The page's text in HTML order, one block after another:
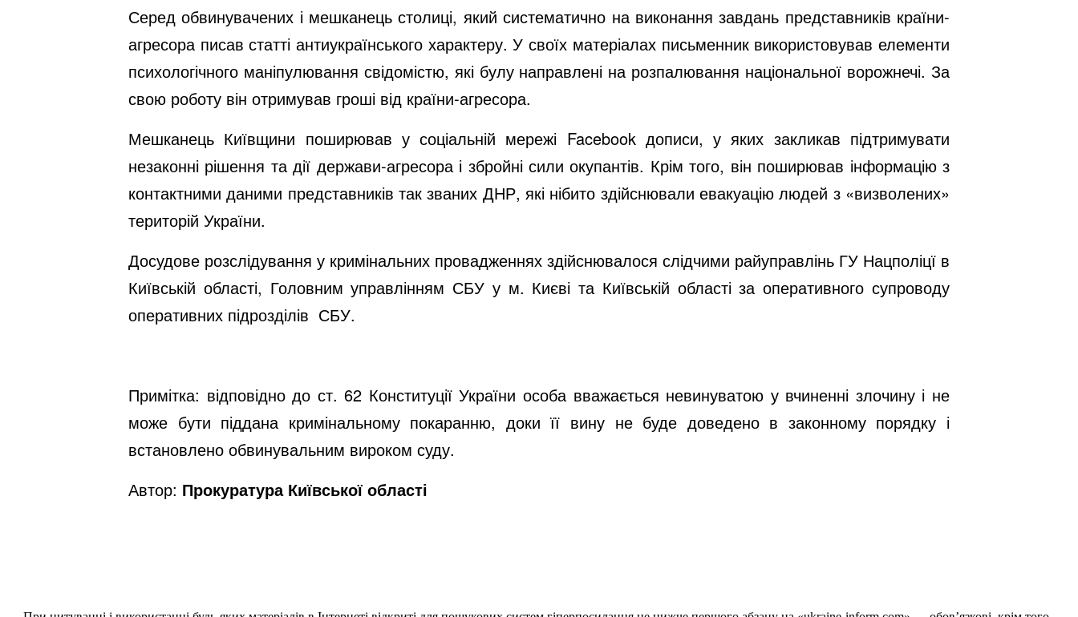
Серед обвинувачених і мешканець столиці, який систематично на виконання завдань представників країни-
агресора писав статті антиукраїнського характеру. У своїх матеріалах письменник використовував елементи
психологічного маніпулювання свідомістю, які булу направлені на розпалювання національної ворожнечі. За
свою роботу він отримував гроші від країни-агресора.
Мешканець Київщини поширював у соціальній мережі Facebook дописи, у яких закликав підтримувати
незаконні рішення та дії держави-агресора і збройні сили окупантів. Крім того, він поширював інформацію з
контактними даними представників так званих ДНР, які нібито здійснювали евакуацію людей з «визволених»
територій України.
Досудове розслідування у кримінальних провадженнях здійснювалося слідчими райуправлінь ГУ Нацполіцї в
Київській області, Головним управлінням СБУ у м. Києві та Київській області за оперативного супроводу
оперативних підрозділів СБУ.
Примітка: відповідно до ст. 62 Конституції України особа вважається невинуватою у вчиненні злочину і не
може бути піддана кримінальному покаранню, доки її вину не буде доведено в законному порядку і
встановлено обвинувальним вироком суду.
Автор: Прокуратура Київської області